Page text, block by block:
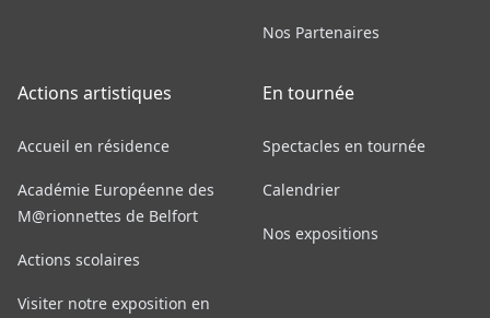
Nos Partenaires
Actions artistiques
Accueil en résidence
Académie Européenne des
M@rionnettes de Belfort
Actions scolaires
Visiter notre exposition en
En tournée
Spectacles en tournée
Calendrier
Nos expositions